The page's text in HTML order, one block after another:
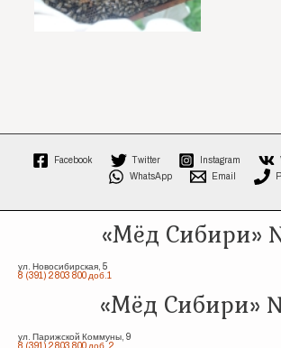
Facebook Twitter Instagram
WhatsApp
Email
«Мёд Сибири»
ул. Новосибирская, 5
8 (391) 2 803 800 доб.1
«Мёд Сибири»
ул. Парижской Коммуны, 9
8 (391) 2 803 800 доб. 2